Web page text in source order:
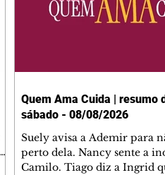
Quem Ama Cuida | resumo
sábado - 08/08/2026
Suely avisa a Ademir para
perto dela. Nancy sente a
Camilo. Tiago diz a Ingrid